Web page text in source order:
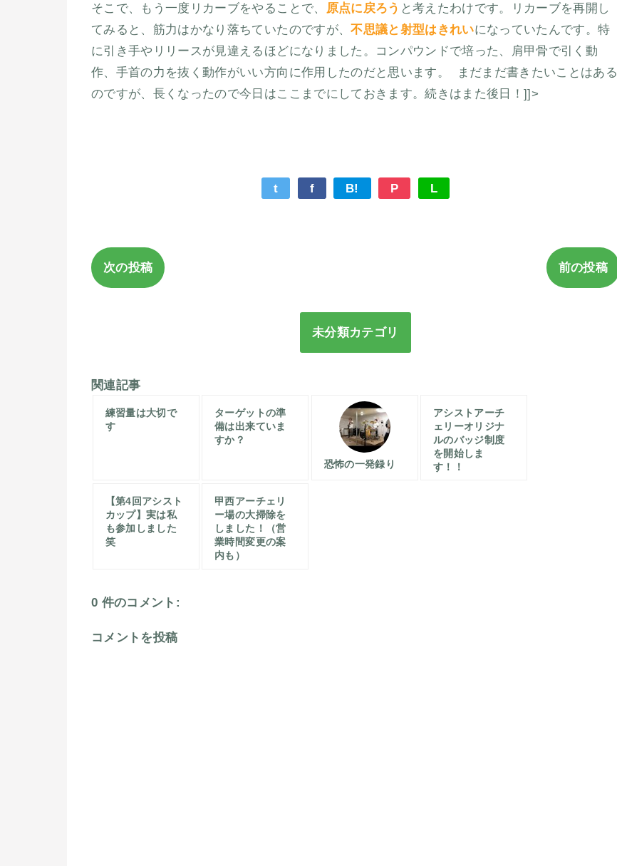
そこで、もう一度リカーブをやることで、 原点に戻ろう と考えたわけです。リカーブを再開し
てみると、筋力はかなり落ちていたのですが、不思議と射型はきれいになっていたんです。特
に引き手やリリースが見違えるほどになりました。コンパウンドで培った、肩甲骨で引く動
作、手首の力を抜く動作がいい方向に作用したのだと思います。 まだまだ書きたいことはある
のですが、長くなったので今日はここまでにしておきます。続きはまた後日！]]>
t f B! P L
次の投稿 前の投稿
未分類カテゴリ
関連記事
練習量は大切で
す
ターゲットの準
備は出来ていま
すか？
恐怖の一発録り
アシストアーチ
ェリーオリジナ
ルのバッジ制度
を開始しま
す！！
【第4回アシスト
カップ】実は私
も参加しました
笑
甲西アーチェリ
ー場の大掃除を
しました！（営
業時間変更の案
内も）
0 件のコメント:
コメントを投稿